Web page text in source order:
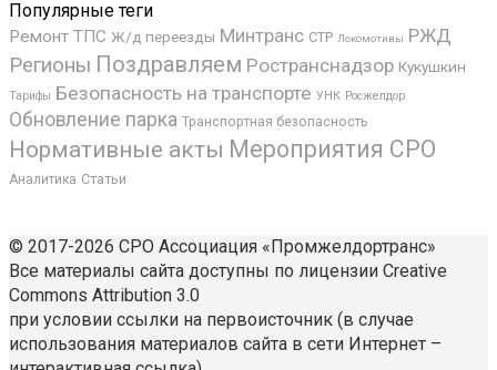
Популярные теги
Ремонт ТПС Ж/д переезды Минтранс СТР Локомотивы РЖД
Регионы Поздравляем Ространснадзор Кукушкин
Тарифы Безопасность на транспорте УНК Росжелдор
Обновление парка Транспортная безопасность
Нормативные акты Мероприятия СРО
Аналитика Статьи
© 2017-2026 СРО Ассоциация «Промжелдортранс»
Все материалы сайта доступны по лицензии Creative
Commons Attribution 3.0
при условии ссылки на первоисточник (в случае
использования материалов сайта в сети Интернет –